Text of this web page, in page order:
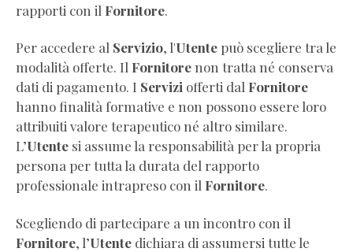
rapporti con il Fornitore.
Per accedere al Servizio, l'Utente può scegliere tra le
modalità offerte. Il Fornitorenon tratta né conserva
dati di pagamento. I Servizi offerti dal Fornitore
hanno finalità formative e non possono essere loro
attribuiti valore terapeutico né altro similare.
L’Utente si assume la responsabilità per la propria
persona per tutta la durata del rapporto
professionale intrapreso con il Fornitore.
Scegliendo di partecipare a un incontro con il
Fornitore, l’Utente dichiara di assumersi tutte le